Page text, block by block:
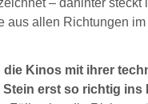
aus allen Richtungen
die Kinos mit ihrer
erst so richtig ins